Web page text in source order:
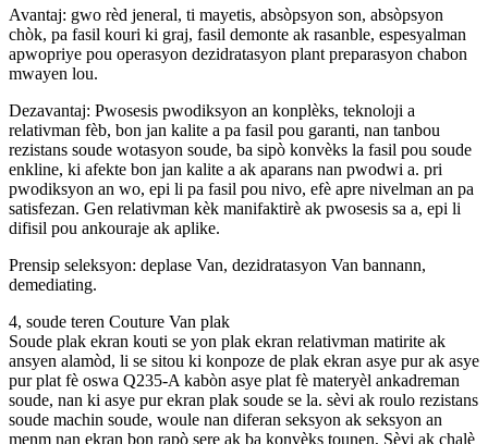
Avantaj: gwo rèd jeneral, ti mayetis, absòpsyon son, absòpsyon
chòk, pa fasil kouri ki graj, fasil demonte ak rasanble, espesyalman
apwopriye pou operasyon dezidratasyon plant preparasyon chabon
mwayen lou.
Dezavantaj: Pwosesis pwodiksyon an konplèks, teknoloji a
relativman fèb, bon jan kalite a pa fasil pou garanti, nan tanbou
rezistans soude wotasyon soude, ba sipò konvèks la fasil pou soude
enkline, ki afekte bon jan kalite a ak aparans nan pwodwi a. pri
pwodiksyon an wo, epi li pa fasil pou nivo, efè apre nivelman an pa
satisfezan. Gen relativman kèk manifaktirè ak pwosesis sa a, epi li
difisil pou ankouraje ak aplike.
Prensip seleksyon: deplase Van, dezidratasyon Van bannann,
demediating.
4, soude teren Couture Van plak
Soude plak ekran kouti se yon plak ekran relativman matirite ak
ansyen alamòd, li se sitou ki konpoze de plak ekran asye pur ak asye
pur plat fè oswa Q235-A kabòn asye plat fè materyèl ankadreman
soude, nan ki asye pur ekran plak soude se la. sèvi ak roulo rezistans
soude machin soude, woule nan diferan seksyon ak seksyon an
menm nan ekran bon rapò sere ak ba konvèks tounen, Sèvi ak chalè